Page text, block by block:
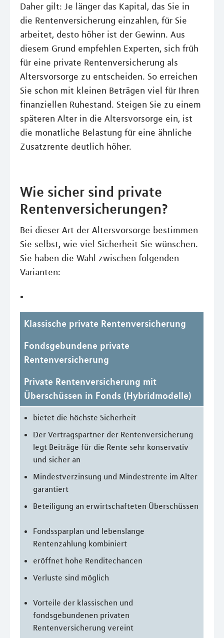
Daher gilt: Je länger das Kapital, das Sie in
die Rentenversicherung einzahlen, für Sie
arbeitet, desto höher ist der Gewinn. Aus
diesem Grund empfehlen Experten, sich früh
für eine private Rentenversicherung als
Altersvorsorge zu entscheiden. So erreichen
Sie schon mit kleinen Beträgen viel für Ihren
finanziellen Ruhestand. Steigen Sie zu einem
späteren Alter in die Altersvorsorge ein, ist
die monatliche Belastung für eine ähnliche
Zusatzrente deutlich höher.
Wie sicher sind private
Rentenversicherungen?
Bei dieser Art der Altersvorsorge bestimmen
Sie selbst, wie viel Sicherheit Sie wünschen.
Sie haben die Wahl zwischen folgenden
Varianten:
Klassische private Rentenversicherung
Fondsgebundene private
Rentenversicherung
Private Rentenversicherung mit
Überschüssen in Fonds (Hybridmodelle)
bietet die höchste Sicherheit
Der Vertragspartner der Rentenversicherung
legt Beiträge für die Rente sehr konservativ
und sicher an
Mindestverzinsung und Mindestrente im Alter
garantiert
Beteiligung an erwirtschafteten Überschüssen
Fondssparplan und lebenslange
Rentenzahlung kombiniert
eröffnet hohe Renditechancen
Verluste sind möglich
Vorteile der klassischen und
fondsgebundenen privaten
Rentenversicherung vereint